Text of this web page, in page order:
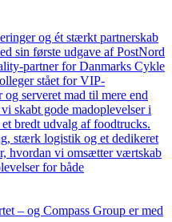
og ét stærkt partnerskab
sin første udgave af PostNord
partner for Danmarks Cykle
stået for VIP-
serveret mad til mere end
skabt gode madoplevelser i
bredt udvalg af foodtrucks.
stærk logistik og et dedikeret
hvordan vi omsætter værtskab
for både
– og Compass Group er med